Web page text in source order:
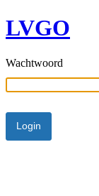
LVGO
Wachtwoord